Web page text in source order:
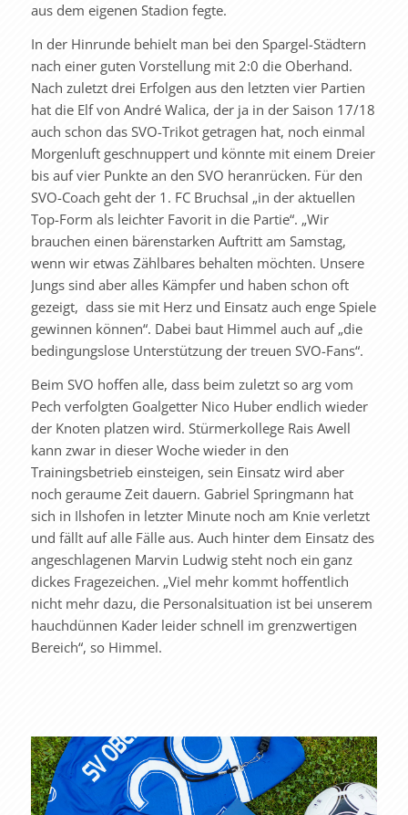
aus dem eigenen Stadion fegte.
In der Hinrunde behielt man bei den Spargel-Städtern
nach einer guten Vorstellung mit 2:0 die Oberhand.
Nach zuletzt drei Erfolgen aus den letzten vier Partien
hat die Elf von André Walica, der ja in der Saison 17/18
auch schon das SVO-Trikot getragen hat, noch einmal
Morgenluft geschnuppert und könnte mit einem Dreier
bis auf vier Punkte an den SVO heranrücken. Für den
SVO-Coach geht der 1. FC Bruchsal „in der aktuellen
Top-Form als leichter Favorit in die Partie“. „Wir
brauchen einen bärenstarken Auftritt am Samstag,
wenn wir etwas Zählbares behalten möchten. Unsere
Jungs sind aber alles Kämpfer und haben schon oft
gezeigt, dass sie mit Herz und Einsatz auch enge Spiele
gewinnen können“. Dabei baut Himmel auch auf „die
bedingungslose Unterstützung der treuen SVO-Fans“.
Beim SVO hoffen alle, dass beim zuletzt so arg vom
Pech verfolgten Goalgetter Nico Huber endlich wieder
der Knoten platzen wird. Stürmerkollege Rais Awell
kann zwar in dieser Woche wieder in den
Trainingsbetrieb einsteigen, sein Einsatz wird aber
noch geraume Zeit dauern. Gabriel Springmann hat
sich in Ilshofen in letzter Minute noch am Knie verletzt
und fällt auf alle Fälle aus. Auch hinter dem Einsatz des
angeschlagenen Marvin Ludwig steht noch ein ganz
dickes Fragezeichen. „Viel mehr kommt hoffentlich
nicht mehr dazu, die Personalsituation ist bei unserem
hauchdünnen Kader leider schnell im grenzwertigen
Bereich“, so Himmel.